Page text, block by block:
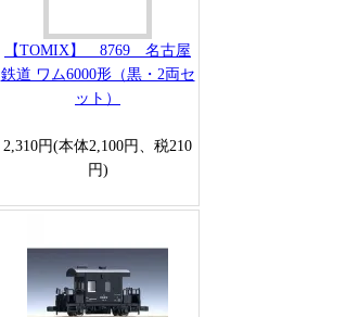
【TOMIX】 8769 名古屋
鉄道 ワム6000形（黒・2両セ
ット）
2,310円(本体2,100円、税210
円)